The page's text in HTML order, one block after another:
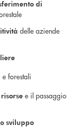
di
delle aziende
forestali
e il passaggio
sviluppo